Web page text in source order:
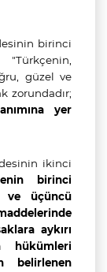
birinci
"Türkçenin,
güzel ve
zorundadır;
yer
ikinci
birinci
ve üçüncü
aykırı
hükümleri
belirlenen